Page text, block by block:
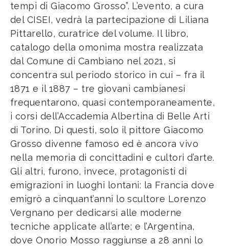
tempi di Giacomo Grosso”. L’evento, a cura
del CISEI, vedrà la partecipazione di Liliana
Pittarello, curatrice del volume. Il libro,
catalogo della omonima mostra realizzata
dal Comune di Cambiano nel 2021, si
concentra sul periodo storico in cui – fra il
1871 e il 1887 – tre giovani cambianesi
frequentarono, quasi contemporaneamente,
i corsi dell’Accademia Albertina di Belle Arti
di Torino. Di questi, solo il pittore Giacomo
Grosso divenne famoso ed è ancora vivo
nella memoria di concittadini e cultori d’arte.
Gli altri, furono, invece, protagonisti di
emigrazioni in luoghi lontani: la Francia dove
emigrò a cinquant’anni lo scultore Lorenzo
Vergnano per dedicarsi alle moderne
tecniche applicate all’arte; e l’Argentina,
dove Onorio Mosso raggiunse a 28 anni lo